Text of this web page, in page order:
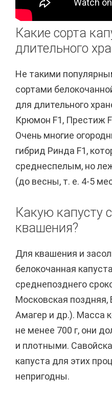
Какие сорта
длительного
Не такими
сортами
для длительного
Крюмон F1, Престиж
Очень многие
гибрид Ринда F1,
среднеспелым, но
(до весны, т. е. 4-5
Какую капусту
квашения?
Для квашения и
белокочанная
среднепозднего
Московская поздняя,
Амагер и др.). Масса
не менее 700 г, они
и плотными.
капуста для этих
непригодны.